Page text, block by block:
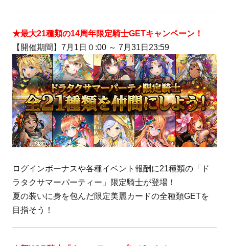
★最大21種類の14周年限定騎士GETキャンペーン！
【開催期間】7月1日０:00 ～ 7月31日23:59
ログインボーナスや各種イベント報酬に21種類の「ド
ラタクサマーパーティー」限定騎士が登場！
夏の装いに身を包んだ限定美麗カードの全種類GETを
目指そう！